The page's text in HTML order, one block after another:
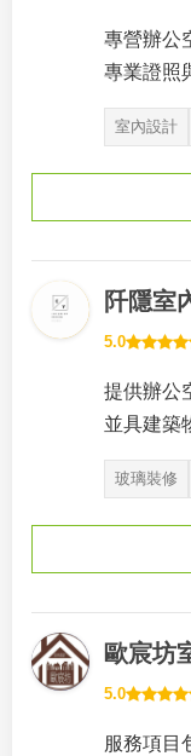
專營辦公
專業證照
室內設計
阡隱室
5.0
提供辦公
並具建築
玻璃裝修
歐宸坊
5.0
服務項目